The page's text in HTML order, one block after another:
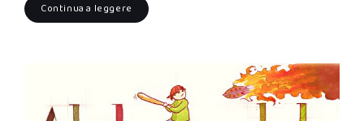
Continua a leggere